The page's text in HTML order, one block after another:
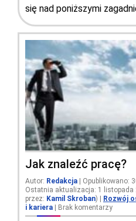
się nad poniższymi
Jak znaleźć pracę?
Autor: Redakcja | Opublikowano:
Ostatnia aktualizacja: 1 listopada
przez: Kamil Skroban) | Rozwój
i kariera | Brak komentarzy